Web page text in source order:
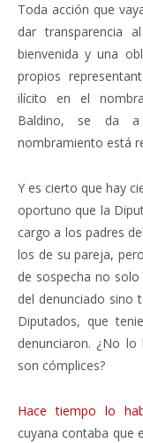
Toda acción que
dar transparencia
bienvenida y una
propios
ilícito en el
Baldino, se da a
nombramiento está
Y es cierto que hay
oportuno que la
cargo a los padres
los de su pareja,
de sospecha no
del denunciado sino
Diputados, que
denunciaron. ¿No
son cómplices?
Hace tiempo lo
cuyana contaba que